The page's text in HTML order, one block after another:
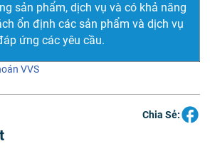
sản phẩm, dịch vụ và có khả năng
ổn định các sản phẩm và dịch vụ
ứng các yêu cầu.
VVS
Chia Sẻ: